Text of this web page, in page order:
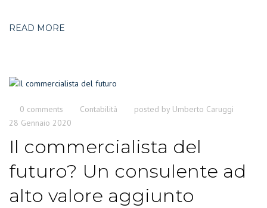
READ MORE
0 comments Contabilità posted by Umberto Caruggi
28 Gennaio 2020
Il commercialista del
futuro? Un consulente ad
alto valore aggiunto